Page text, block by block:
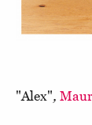
"Alex",